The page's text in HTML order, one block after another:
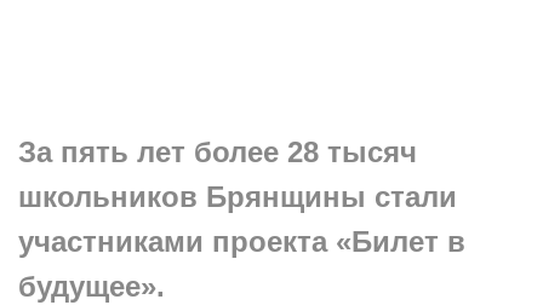
За пять лет более 28 тысяч
школьников Брянщины стали
участниками проекта «Билет в
будущее».